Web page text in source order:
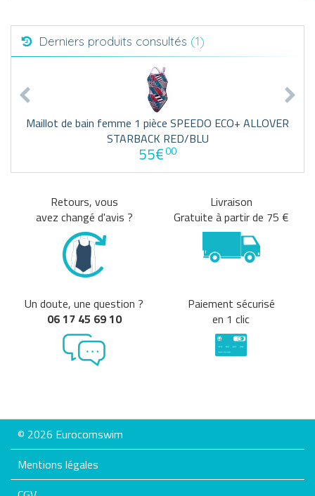
Derniers produits consultés (1)
Maillot de bain femme 1 pièce SPEEDO ECO+ ALLOVER
STARBACK RED/BLU
55€00
Retours, vous
avez changé d'avis ?
Livraison
Gratuite à partir de 75 €
Un doute, une question ?
06 17 45 69 10
Paiement sécurisé
en 1 clic
© 2026 Eurocomswim
Mentions légales